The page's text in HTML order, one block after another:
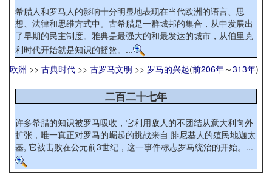
希腊人和罗马人的影响十分明显地表现在当代欧洲的语言、思
想、法律和思维方式中。古希腊是一群城邦的集合，从中发展出
了早期的民主制度。雅典是最强大的和最发达的城市，从伯里克
利时代开始就是知识的摇篮。...
欧洲 >> 古典时代 >> 古罗马文明 >> 罗马的兴起(前206年～313年)
二百二十七年
许多希腊的知识被罗马吸收，它利用敌人的不团结从意大利向外
扩张，唯一真正对罗马的崛起的挑战来自 腓尼基人的殖民地迦太
基, 它被击败在公元前3世纪，这一事件标志罗马统治的开始。...